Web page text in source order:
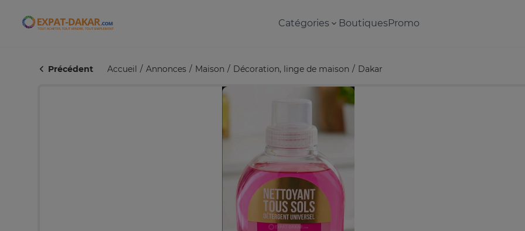
Expat-Dakar Catégories BoutiquesPromo
Précédent Accueil Annonces Maison Décoration, linge de maison Dakar